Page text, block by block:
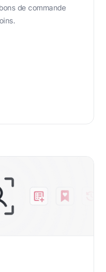
de commande